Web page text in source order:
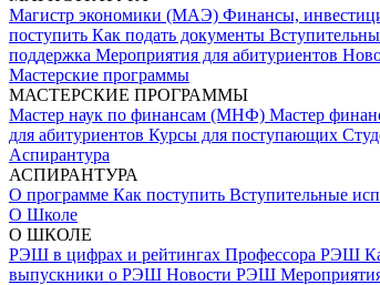
Магистр экономики (МАЭ) Финансы,
поступить Как подать документы
поддержка Мероприятия для абитуриентов
Мастерские программы
МАСТЕРСКИЕ ПРОГРАММЫ
Мастер наук по финансам (МНФ) Мастер
для абитуриентов Курсы для поступающих
Аспирантура
АСПИРАНТУРА
О программе Как поступить Вступительные
О Школе
О ШКОЛЕ
РЭШ в цифрах и рейтингах Профессора РЭШ
выпускники о РЭШ Новости РЭШ